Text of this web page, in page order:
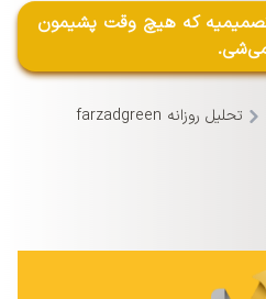
تصمیمیه که هیچ وقت پشیمون
تحلیل روزانه farzadgreen